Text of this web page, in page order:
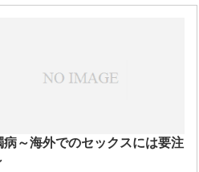
病～海外でのセックスには要注